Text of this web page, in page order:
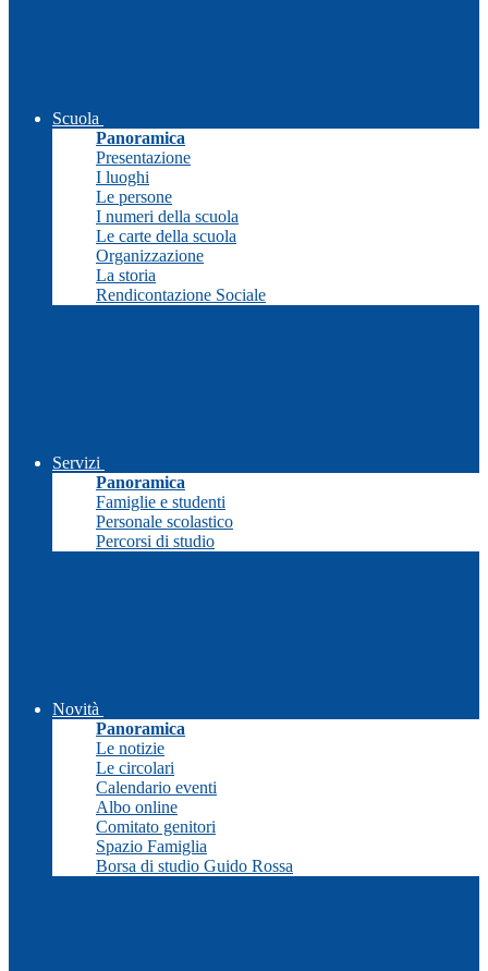
Scuola
Panoramica
Presentazione
I luoghi
Le persone
I numeri della scuola
Le carte della scuola
Organizzazione
La storia
Rendicontazione Sociale
Servizi
Panoramica
Famiglie e studenti
Personale scolastico
Percorsi di studio
Novità
Panoramica
Le notizie
Le circolari
Calendario eventi
Albo online
Comitato genitori
Spazio Famiglia
Borsa di studio Guido Rossa